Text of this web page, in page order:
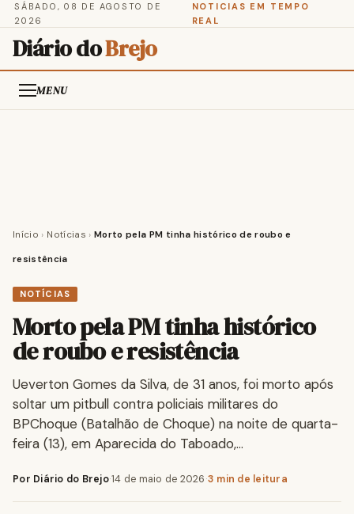
SÁBADO, 08 DE AGOSTO DE
2026
NOTICIAS EM TEMPO
REAL
Diário doBrejo
MENU
Início › Notícias › Morto pela PM tinha histórico de roubo e
resistência
NOTÍCIAS
Morto pela PM tinha histórico
de roubo e resistência
Ueverton Gomes da Silva, de 31 anos, foi morto após
soltar um pitbull contra policiais militares do
BPChoque (Batalhão de Choque) na noite de quarta-
feira (13), em Aparecida do Taboado,…
Por Diário do Brejo·14 de maio de 2026·3 min de leitura